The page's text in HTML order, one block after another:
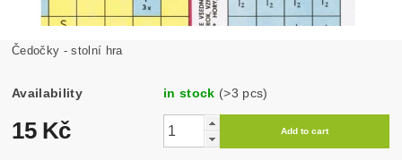
Čedočky - stolní hra
Availability in stock (>3 pcs)
15 Kč